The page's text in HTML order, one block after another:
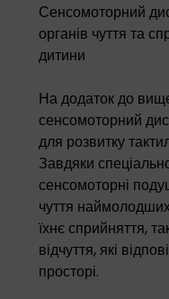
Сенсомоторний
органів чуття та
дитини
На додаток до
сенсомоторний
для розвитку
Завдяки
сенсомоторні
чуття
їхнє сприйняття,
відчуття, які
просторі.